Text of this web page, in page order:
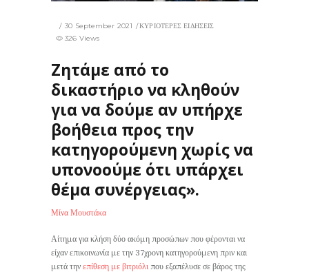
30 September 2021
ΚΥΡΙΟΤΕΡΕΣ ΕΙΔΗΣΕΙΣ
326 Views
Ζητάμε από το
δικαστήριο να κληθούν
για να δούμε αν υπήρχε
βοήθεια προς την
κατηγορούμενη χωρίς να
υπονοούμε ότι υπάρχει
θέμα συνέργειας».
Μίνα Μουστάκα
Αίτημα για κλήση δύο ακόμη προσώπων που φέρονται να
είχαν επικοινωνία με την 37χρονη κατηγορούμενη πριν και
μετά την επίθεση με βιτριόλι που εξαπέλυσε σε βάρος της